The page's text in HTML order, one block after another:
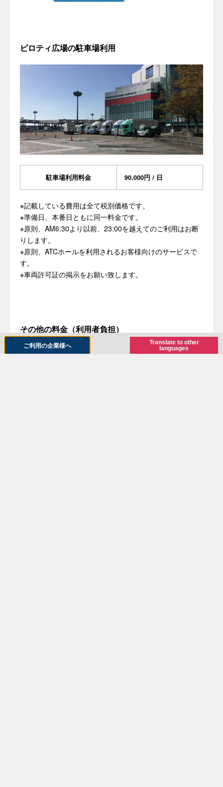
ピロティ広場の駐車場利用
駐車場利用料金 90,000円 / 日
※記載している費用は全て税別価格です。
※準備日、本番日ともに同一料金です。
※原則、AM6:30より以前、23:00を越えてのご利用はお断
りします。
※原則、ATCホールを利用されるお客様向けのサービスで
す。
※車両許可証の掲示をお願い致します。
その他の料金（利用者負担）
Translate to other
languages
ご利用の企業様へ